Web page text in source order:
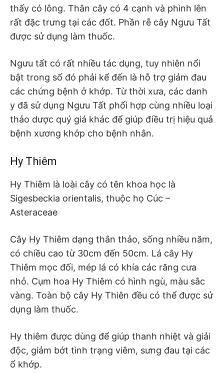
thấy có lông. Thân cây có 4 cạnh và phình lên
rất đặc trưng tại các đốt. Phần rễ cây Ngưu Tất
được sử dụng làm thuốc.
Ngưu tất có rất nhiều tác dụng, tuy nhiên nổi
bật trong số đó phải kể đến là hỗ trợ giảm đau
các chứng bệnh ở khớp. Từ thời xưa, các danh
y đã sử dụng Ngưu Tất phối hợp cùng nhiều loại
thảo dược quý giá khác để giúp điều trị hiệu quả
bệnh xương khớp cho bệnh nhân.
Hy Thiêm
Hy Thiêm là loài cây có tên khoa học là
Sigesbeckia orientalis, thuộc họ Cúc –
Asteraceae
Cây Hy Thiêm dạng thân thảo, sống nhiều năm,
có chiều cao từ 30cm đến 50cm. Lá cây Hy
Thiêm mọc đối, mép lá có khía các răng cưa
nhỏ. Cụm hoa Hy Thiêm có hình ngù, màu sắc
vàng. Toàn bộ cây Hy Thiên đều có thể được sử
dụng làm thuốc.
Hy thiêm được dùng để giúp thanh nhiệt và giải
độc, giảm bớt tình trạng viêm, sưng đau tại các
ổ khớp.